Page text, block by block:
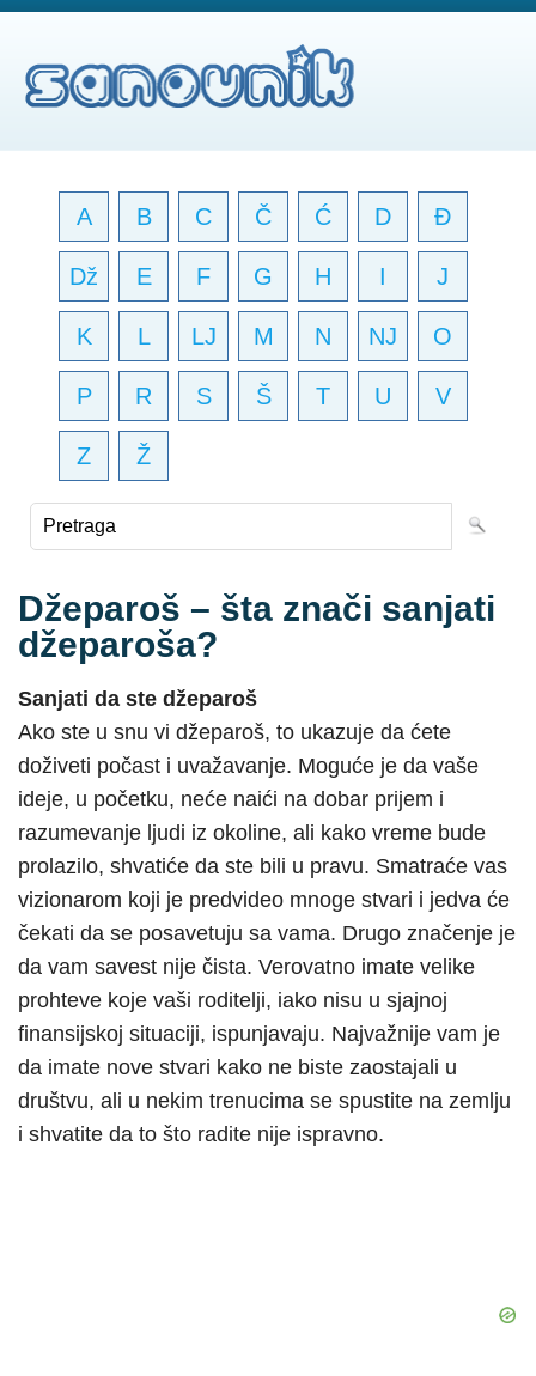
A B C Č Ć D Đ
Dž E F G H I J
K L LJ M N NJ O
P R S Š T U V
Z Ž
Džeparoš – šta znači sanjati
džeparoša?
Sanjati da ste džeparoš
Ako ste u snu vi džeparoš, to ukazuje da ćete
doživeti počast i uvažavanje. Moguće je da vaše
ideje, u početku, neće naići na dobar prijem i
razumevanje ljudi iz okoline, ali kako vreme bude
prolazilo, shvatiće da ste bili u pravu. Smatraće vas
vizionarom koji je predvideo mnoge stvari i jedva će
čekati da se posavetuju sa vama. Drugo značenje je
da vam savest nije čista. Verovatno imate velike
prohteve koje vaši roditelji, iako nisu u sjajnoj
finansijskoj situaciji, ispunjavaju. Najvažnije vam je
da imate nove stvari kako ne biste zaostajali u
društvu, ali u nekim trenucima se spustite na zemlju
i shvatite da to što radite nije ispravno.